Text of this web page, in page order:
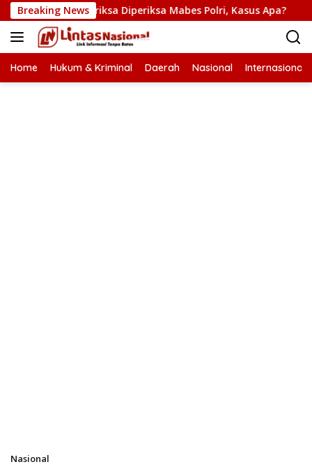
Langsung
ke
konten
Breaking News
Diperiksa Diperiksa Mabes Polri, Kasus Apa?
Home Hukum & Kriminal Daerah Nasional Internasional
Nasional